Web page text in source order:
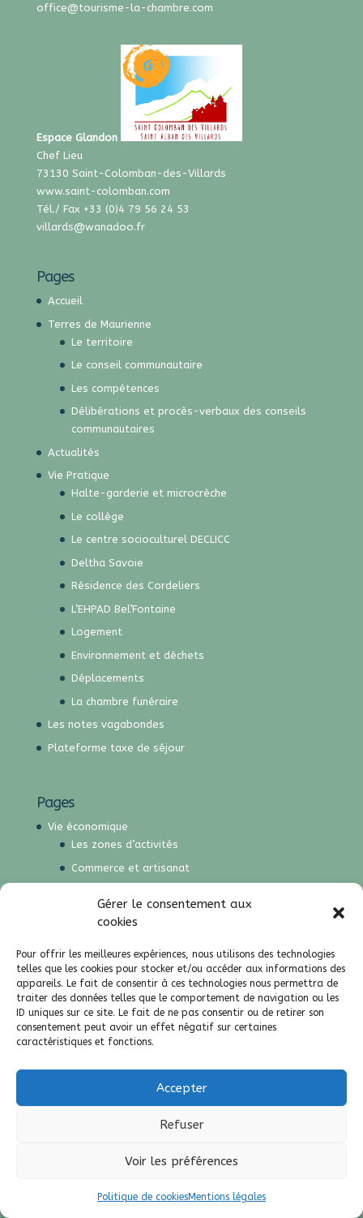
Gérer le consentement aux
cookies
Pour offrir les meilleures expériences, nous utilisons des technologies
telles que les cookies pour stocker et/ou accéder aux informations des
appareils. Le fait de consentir à ces technologies nous permettra de
traiter des données telles que le comportement de navigation ou les
ID uniques sur ce site. Le fait de ne pas consentir ou de retirer son
consentement peut avoir un effet négatif sur certaines
caractéristiques et fonctions.
Accepter
Refuser
Voir les préférences
Politique de cookiesMentions légales
office@tourisme-la-chambre.com
Espace Glandon
Chef Lieu
73130 Saint-Colomban-des-Villards
www.saint-colomban.com
Tél./ Fax +33 (0)4 79 56 24 53
villards@wanadoo.fr
Pages
Accueil
Terres de Maurienne
Le territoire
Le conseil communautaire
Les compétences
Délibérations et procès-verbaux des conseils
communautaires
Actualités
Vie Pratique
Halte-garderie et microcrèche
Le collège
Le centre socioculturel DECLICC
Deltha Savoie
Résidence des Cordeliers
L’EHPAD Bel’Fontaine
Logement
Environnement et déchets
Déplacements
La chambre funéraire
Les notes vagabondes
Plateforme taxe de séjour
Pages
Vie économique
Les zones d’activités
Commerce et artisanat
Canton de La Chambre
Yatou en Maurienne
Vie culturelle
Établissement d’Enseignement Artistique
Maurienne
Contact
Politique de cookies (UE)